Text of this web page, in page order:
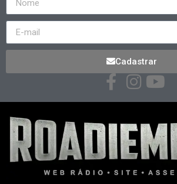
Cadastrar